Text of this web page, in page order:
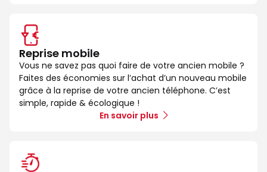
Reprise mobile
Vous ne savez pas quoi faire de votre ancien mobile ?
Faites des économies sur l’achat d’un nouveau mobile
grâce à la reprise de votre ancien téléphone. C’est
simple, rapide & écologique !
En savoir plus